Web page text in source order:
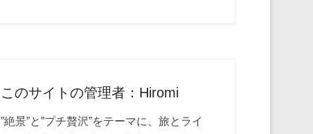
このサイトの管理者：Hiromi
”絶景”と”プチ贅沢”をテーマに、旅とライ